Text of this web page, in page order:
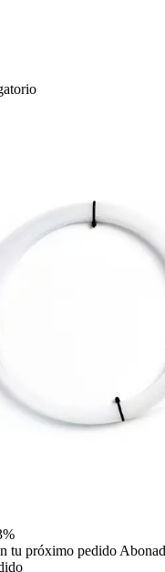
tu próximo pedido